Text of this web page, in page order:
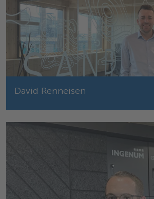
David Renneisen